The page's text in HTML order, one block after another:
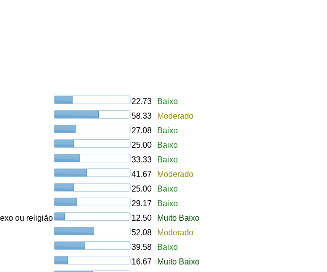
22.73
Baixo
58.33
Moderado
27.08
Baixo
25.00
Baixo
33.33
Baixo
41.67
Moderado
25.00
Baixo
29.17
Baixo
ou religião
12.50
Muito Baixo
52.08
Moderado
39.58
Baixo
16.67
Muito Baixo